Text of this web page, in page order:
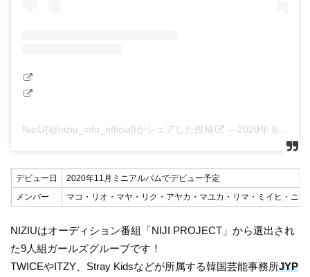
NiziU(@niziu_info_official)がシェアした投稿 – 2020年 6月月26日午後7時01分PDT
デビュー日
2020年11月ミニアルバムでデビュー予定
メンバー
マコ・リオ・マヤ・リク・アヤカ・マユカ・リマ・ミイヒ・ニナ
NIZIUはオーディション番組「NIJI PROJECT」から選出され
た9人組ガールズグループです！
TWICEやITZY、Stray Kidsなどが所属する韓国芸能事務所JYP